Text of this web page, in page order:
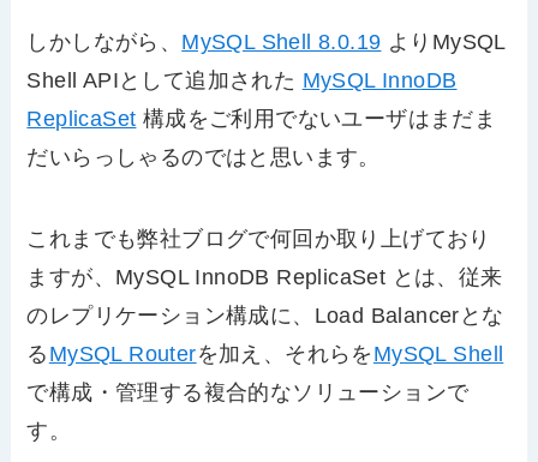
しかしながら、 MySQL Shell 8.0.19 よりMySQL
Shell APIとして追加された MySQL InnoDB
ReplicaSet 構成をご利用でないユーザはまだま
だいらっしゃるのではと思います。
これまでも弊社ブログで何回か取り上げており
ますが、MySQL InnoDB ReplicaSet とは、従来
のレプリケーション構成に、Load Balancerとな
る MySQL Routerを加え、それらを MySQL Shell
で構成・管理する複合的なソリューションで
す。